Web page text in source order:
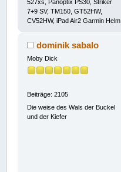
527xs, Panoptix PS30, Striker
7+9 SV, TM150, GT52HW,
CV52HW, iPad Air2 Garmin Helm
dominik sabalo
Moby Dick
Beiträge: 2105
Die weise des Wals der Buckel
und der Kiefer